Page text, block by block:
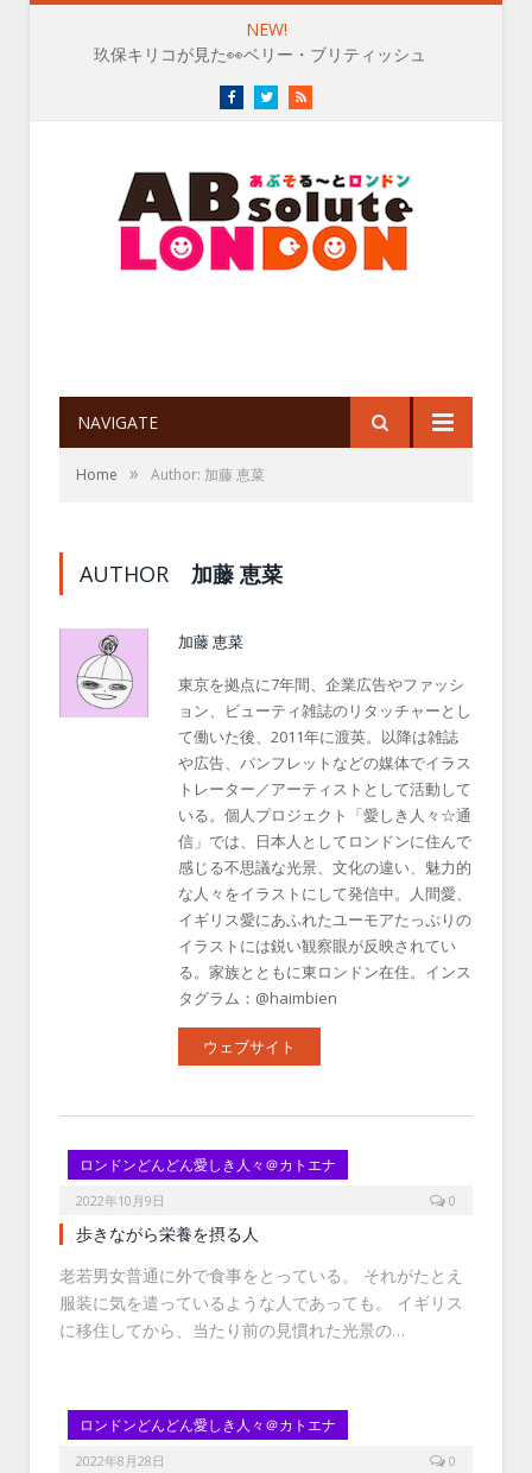
NEW!
玖保キリコが見た👀ベリー・ブリティッシュ
FacebookTwitterRSS
NAVIGATE
Home » Author: 加藤 恵菜
AUTHOR 加藤 恵菜
加藤 恵菜
東京を拠点に7年間、企業広告やファッシ
ョン、ビューティ雑誌のリタッチャーとし
て働いた後、2011年に渡英。以降は雑誌
や広告、パンフレットなどの媒体でイラス
トレーター／アーティストとして活動して
いる。個人プロジェクト「愛しき人々☆通
信」では、日本人としてロンドンに住んで
感じる不思議な光景、文化の違い、魅力的
な人々をイラストにして発信中。人間愛、
イギリス愛にあふれたユーモアたっぷりの
イラストには鋭い観察眼が反映されてい
る。家族とともに東ロンドン在住。インス
タグラム：@haimbien
ウェブサイト
ロンドンどんどん愛しき人々＠カトエナ
2022年10月9日 0
歩きながら栄養を摂る人
老若男女普通に外で食事をとっている。 それがたとえ
服装に気を遣っているような人であっても。 イギリス
に移住してから、当たり前の見慣れた光景の…
ロンドンどんどん愛しき人々＠カトエナ
2022年8月28日 0